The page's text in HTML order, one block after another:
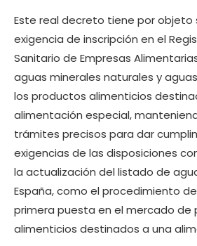
Este real decreto tiene por objeto
exigencia de inscripción en el
Sanitario de Empresas
aguas minerales naturales y
los productos alimenticios
alimentación especial,
trámites precisos para dar
exigencias de las disposiciones
la actualización del listado de
España, como el procedimiento
primera puesta en el mercado de
alimenticios destinados a una